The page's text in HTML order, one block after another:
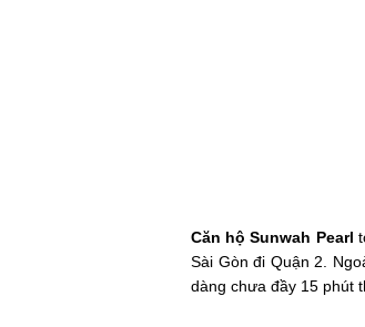
Căn hộ Sunwah Pearl
Sài Gòn đi Quận 2.
dàng chưa đầy 15 phút